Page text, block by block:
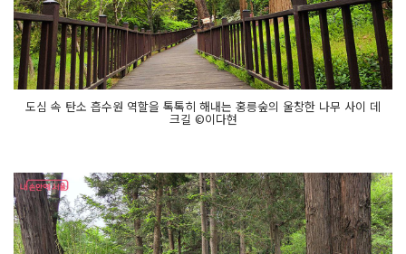
도심 속 탄소 흡수원 역할을 톡톡히 해내는 홍릉숲의 울창한 나무 사이 데
크길 ©이다현